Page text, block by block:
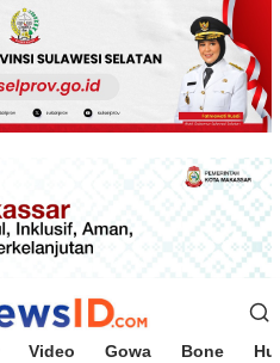
Video Gowa Bone